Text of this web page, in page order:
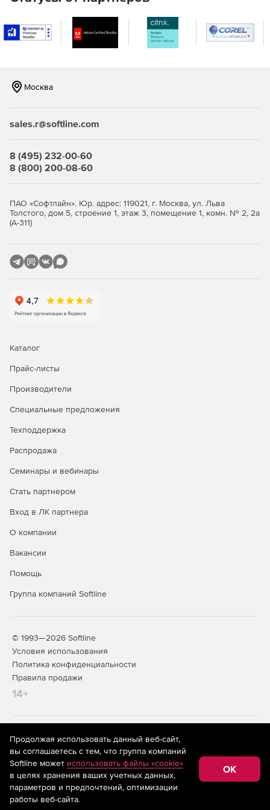
серверам, чтобы максимизировать доступность передачи
Дополнительные возможности:
Электронная почта и веб-перевод. MOVEit Ad-Hoc
обеспечения передач конфиденциальных данных.
одновременно обслуживать несколько клиентских
Высокая доступность. MOVEit Transfer имеет гибкую
требований доступности, производительности или
масштабируемости.
к широкому спектру сервисов MOVEit Transfer и
MOVEit Cloud и административным возможностям.
мобильным сотрудникам надежно и продуктивно
участвовать в рабочих процессах бизнес-процессов
Москва
sales.r@softline.com
8 (495) 232-00-60
8 (800) 200-08-60
ПАО «Софтлайн». Юр. адрес: 119021, г. Москва, ул. Льва
Толстого, дом 5, строение 1, этаж 3, помещение 1, комн. № 2, 2а
(А-311)
Каталог
Прайс-листы
Производители
Специальные предложения
Техподдержка
Распродажа
Семинары и вебинары
Стать партнером
Вход в ЛК партнера
О компании
Вакансии
Помощь
Группа компаний Softline
© 1993—2026 Softline
Условия использования
Политика конфиденциальности
Правила продажи
14+
На информационном ресурсе store.softline.ru применяются
рекомендательные технологии
(информационные технологии
предоставления информации на основе сбора,
систематизации и анализа сведений, относящихся к
предпочтениям пользователей сети «Интернет»,
находящихся на территории Российской Федерации)
Продолжая использовать данный веб-сайт,
вы соглашаетесь с тем, что группа компаний
Softline может использовать файлы «cookie»
в целях хранения ваших учетных данных,
параметров и предпочтений, оптимизации
работы веб-сайта.
OK